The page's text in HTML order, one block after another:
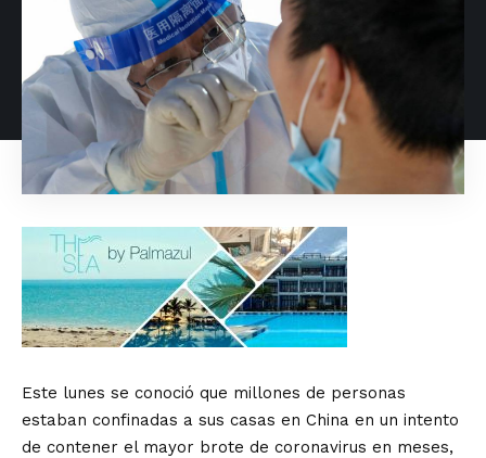
Este lunes se conoció que millones de personas
estaban confinadas a sus casas en China en un intento
de contener el mayor brote de coronavirus en meses,